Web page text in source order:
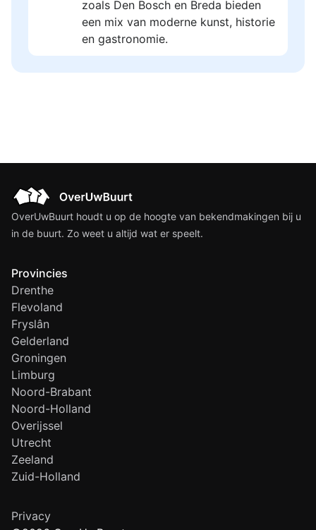
zoals Den Bosch en Breda bieden
een mix van moderne kunst, historie
en gastronomie.
OverUwBuurt houdt u op de hoogte van bekendmakingen bij u
in de buurt. Zo weet u altijd wat er speelt.
Provincies
Drenthe
Flevoland
Fryslân
Gelderland
Groningen
Limburg
Noord-Brabant
Noord-Holland
Overijssel
Utrecht
Zeeland
Zuid-Holland
Privacy